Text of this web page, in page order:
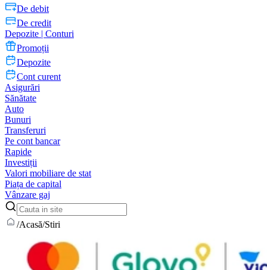
De debit
De credit
Depozite | Conturi
Promoții
Depozite
Cont curent
Asigurări
Sănătate
Auto
Bunuri
Transferuri
Pe cont bancar
Rapide
Investiții
Valori mobiliare de stat
Piața de capital
Vânzare gaj
/Acasă/Stiri